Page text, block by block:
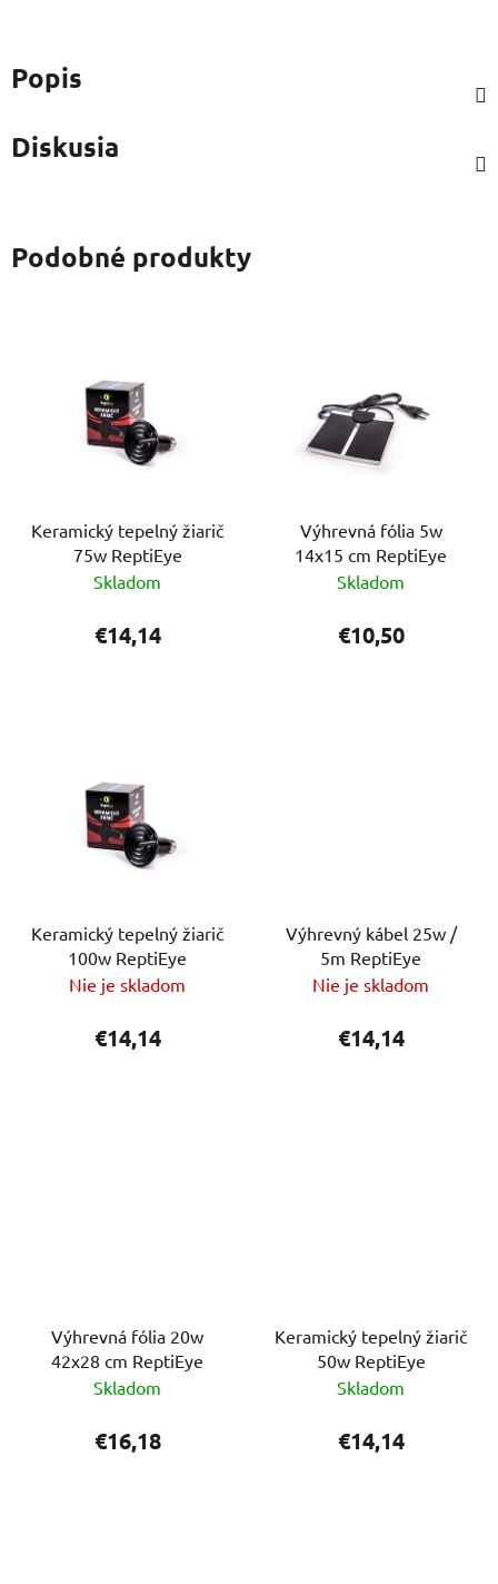
Popis
Diskusia
Podobné produkty
Keramický tepelný žiarič
75w ReptiEye
Skladom
€14,14
Výhrevná fólia 5w
14x15 cm ReptiEye
Skladom
€10,50
Keramický tepelný žiarič
100w ReptiEye
Nie je skladom
€14,14
Výhrevný kábel 25w /
5m ReptiEye
Nie je skladom
€14,14
Výhrevná fólia 20w
42x28 cm ReptiEye
Skladom
€16,18
Keramický tepelný žiarič
50w ReptiEye
Skladom
€14,14